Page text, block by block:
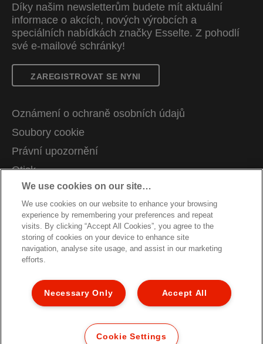
Díky našim newsletterům budete mít aktuální
informace o akcích, nových výrobcích a
speciálních nabídkách značky Esselte. Z pohodlí
své e-mailové schránky!
ZAREGISTROVAT SE NYNI
Oznámení o ochraně osobních údajů
Soubory cookie
Právní upozornění
Otisk
Správa mých dat
Kariéra
Pokyny pro recyklaci obalů
Záruční podmínky
Prohlášení o shodě
Struktura stránky
Zákaznická podpora
© 2026 ACCO Brands. Všechna práva vyhrazena.
We use cookies on our site…
We use cookies on our website to enhance your browsing
experience by remembering your preferences and repeat
visits. By clicking “Accept All Cookies”, you agree to the
storing of cookies on your device to enhance site
navigation, analyse site usage, and assist in our marketing
efforts.
Accept All
Necessary Only
Cookie Settings